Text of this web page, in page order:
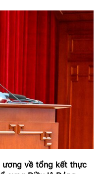
ương về tổng kết thực